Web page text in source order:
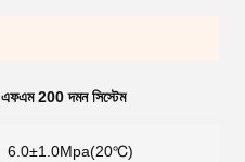
এফএম 200 দমন সিস্টেম
6.0±1.0Mpa(20℃)